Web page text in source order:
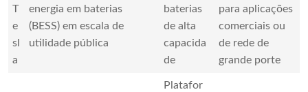
T
e
sl
a
energia em baterias
(BESS) em escala de
utilidade pública
baterias
de alta
capacida
de
para aplicações
comerciais ou
de rede de
grande porte
Platafor